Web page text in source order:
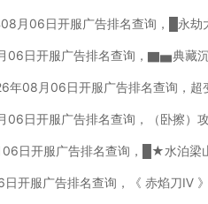
月06日开服广告排名查询，█永劫
日开服广告排名查询，▇▅典藏沉
08月06日开服广告排名查询，超
06日开服广告排名查询，（卧擦）
日开服广告排名查询，█★水泊梁
开服广告排名查询，《 赤焰刀Ⅳ 》